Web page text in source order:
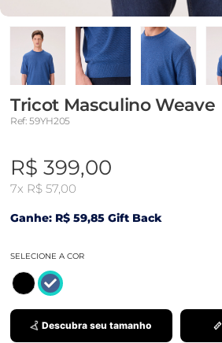
Tricot Masculino Weave
Ref: 59YH205
R$ 399,00
7x R$ 57,00
Ganhe: R$ 59,85 Gift Back
SELECIONE A COR
Descubra seu tamanho